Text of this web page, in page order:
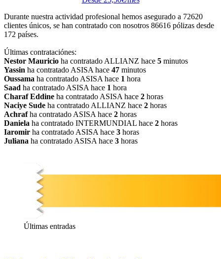
Durante nuestra actividad profesional hemos asegurado a 72620
clientes únicos, se han contratado con nosotros 86616 pólizas desde
172 países.
Últimas contrataciónes:
Nestor Mauricio ha contratado ALLIANZ hace 5 minutos
Yassin ha contratado ASISA hace 47 minutos
Oussama ha contratado ASISA hace 1 hora
Saad ha contratado ASISA hace 1 hora
Charaf Eddine ha contratado ASISA hace 2 horas
Naciye Sude ha contratado ALLIANZ hace 2 horas
Achrafha contratado ASISA hace 2 horas
Daniela ha contratado INTERMUNDIAL hace 2 horas
Iaromir ha contratado ASISA hace 3 horas
Juliana ha contratado ASISA hace 3 horas
Últimas entradas